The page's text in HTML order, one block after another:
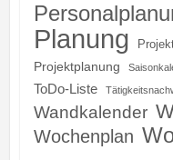
Planung
Projektplanung
ToDo-Liste
Wandkalender
Wochenplan